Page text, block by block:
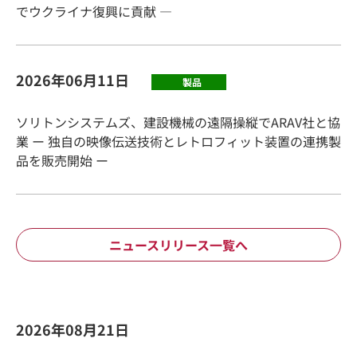
でウクライナ復興に貢献 ―
2026年06月11日 製品
ソリトンシステムズ、建設機械の遠隔操縦でARAV社と協
業 ー 独自の映像伝送技術とレトロフィット装置の連携製
品を販売開始 ー
ニュースリリース一覧へ
2026年08月21日